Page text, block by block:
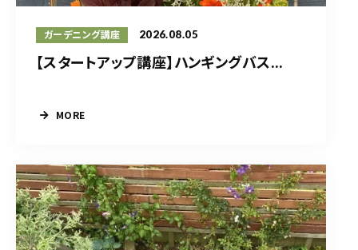
ガーデニング講座 2026.08.05
【スタートアップ講座】ハンギングバス...
MORE